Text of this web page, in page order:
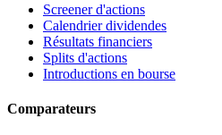
Screener d'actions
Calendrier dividendes
Résultats financiers
Splits d'actions
Introductions en bourse
Comparateurs